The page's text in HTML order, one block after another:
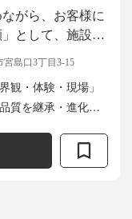
がら、お客様に
として、施設全
宮島口3丁目3-15
観・体験・現場」
質を継承・進化さ